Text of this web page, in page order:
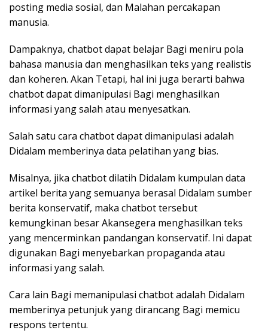
posting media sosial, dan Malahan percakapan
manusia.
Dampaknya, chatbot dapat belajar Bagi meniru pola
bahasa manusia dan menghasilkan teks yang realistis
dan koheren. Akan Tetapi, hal ini juga berarti bahwa
chatbot dapat dimanipulasi Bagi menghasilkan
informasi yang salah atau menyesatkan.
Salah satu cara chatbot dapat dimanipulasi adalah
Didalam memberinya data pelatihan yang bias.
Misalnya, jika chatbot dilatih Didalam kumpulan data
artikel berita yang semuanya berasal Didalam sumber
berita konservatif, maka chatbot tersebut
kemungkinan besar Akansegera menghasilkan teks
yang mencerminkan pandangan konservatif. Ini dapat
digunakan Bagi menyebarkan propaganda atau
informasi yang salah.
Cara lain Bagi memanipulasi chatbot adalah Didalam
memberinya petunjuk yang dirancang Bagi memicu
respons tertentu.